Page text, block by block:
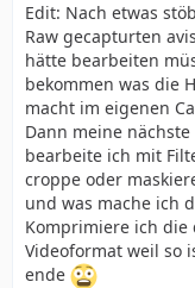
Edit: Nach etwas
Raw gecapturten
hätte bearbeiten
bekommen was die
macht im eigenen
Dann meine
bearbeite ich mit
croppe oder
und was mache ich
Komprimiere ich
Videoformat weil so
ende